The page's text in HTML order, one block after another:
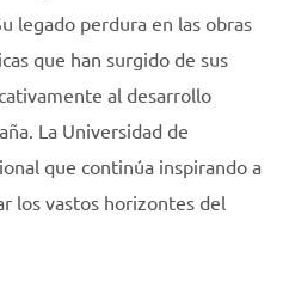
legado perdura en las obras
que han surgido de sus
al desarrollo
La Universidad de
que continúa inspirando a
los vastos horizontes del